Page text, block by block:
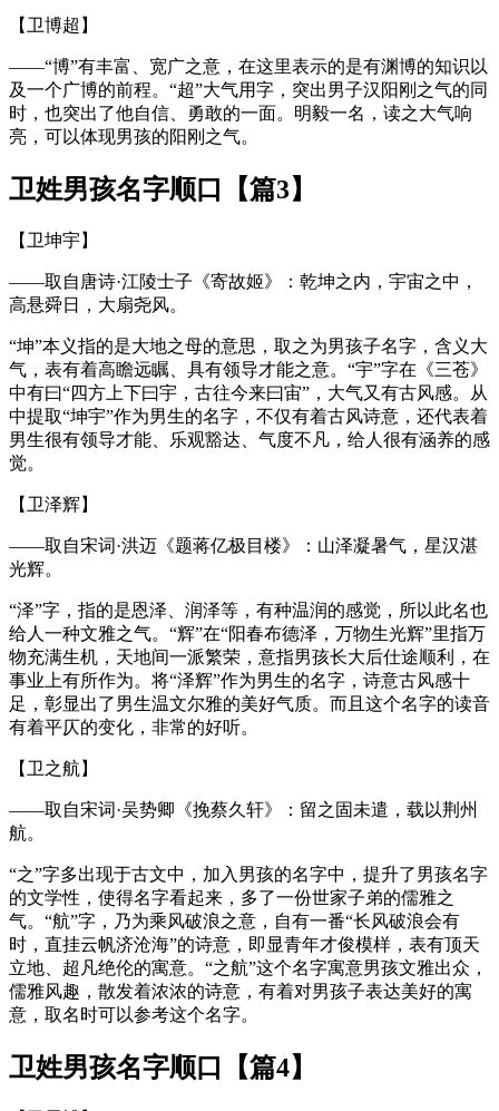
【卫博超】
——“博”有丰富、宽广之意，在这里表示的是有渊博的知识以
及一个广博的前程。“超”大气用字，突出男子汉阳刚之气的同
时，也突出了他自信、勇敢的一面。明毅一名，读之大气响
亮，可以体现男孩的阳刚之气。
卫姓男孩名字顺口【篇3】
【卫坤宇】
——取自唐诗·江陵士子《寄故姬》：乾坤之内，宇宙之中，
高悬舜日，大扇尧风。
“坤”本义指的是大地之母的意思，取之为男孩子名字，含义大
气，表有着高瞻远瞩、具有领导才能之意。“宇”字在《三苍》
中有曰“四方上下曰宇，古往今来曰宙”，大气又有古风感。从
中提取“坤宇”作为男生的名字，不仅有着古风诗意，还代表着
男生很有领导才能、乐观豁达、气度不凡，给人很有涵养的感
觉。
【卫泽辉】
——取自宋词·洪迈《题蒋亿极目楼》：山泽凝暑气，星汉湛
光辉。
“泽”字，指的是恩泽、润泽等，有种温润的感觉，所以此名也
给人一种文雅之气。“辉”在“阳春布德泽，万物生光辉”里指万
物充满生机，天地间一派繁荣，意指男孩长大后仕途顺利，在
事业上有所作为。将“泽辉”作为男生的名字，诗意古风感十
足，彰显出了男生温文尔雅的美好气质。而且这个名字的读音
有着平仄的变化，非常的好听。
【卫之航】
——取自宋词·吴势卿《挽蔡久轩》：留之固未遣，载以荆州
航。
“之”字多出现于古文中，加入男孩的名字中，提升了男孩名字
的文学性，使得名字看起来，多了一份世家子弟的儒雅之
气。“航”字，乃为乘风破浪之意，自有一番“长风破浪会有
时，直挂云帆济沧海”的诗意，即显青年才俊模样，表有顶天
立地、超凡绝伦的寓意。“之航”这个名字寓意男孩文雅出众，
儒雅风趣，散发着浓浓的诗意，有着对男孩子表达美好的寓
意，取名时可以参考这个名字。
卫姓男孩名字顺口【篇4】